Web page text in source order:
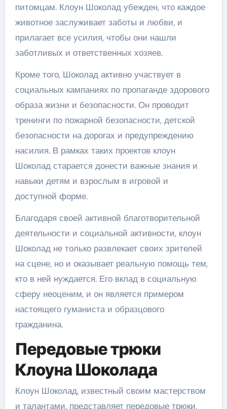
питомцам. Клоун Шоколад убежден, что каждое
животное заслуживает заботы и любви, и
прилагает все усилия, чтобы они нашли
заботливых и ответственных хозяев.
Кроме того, Шоколад активно участвует в
социальных кампаниях по пропаганде здорового
образа жизни и безопасности. Он проводит
тренинги по пожарной безопасности, детской
безопасности на дорогах и предупреждению
насилия. В рамках таких проектов клоун
Шоколад старается донести важные знания и
навыки детям и взрослым в игровой и
доступной форме.
Благодаря своей активной благотворительной
деятельности и социальной активности, клоун
Шоколад не только развлекает своих зрителей
на сцене, но и оказывает реальную помощь тем,
кто в ней нуждается. Его вклад в социальную
сферу неоценим, и он является примером
настоящего гуманиста и образцового
гражданина.
Передовые трюки
Клоуна Шоколада
Клоун Шоколад, известный своим мастерством
и талантами, представляет передовые трюки,